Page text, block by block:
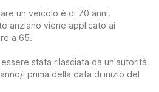
un veicolo è di 70 anni.
anziano viene applicato ai
a 65.
stata rilasciata da un'autorità
i prima della data di inizio del